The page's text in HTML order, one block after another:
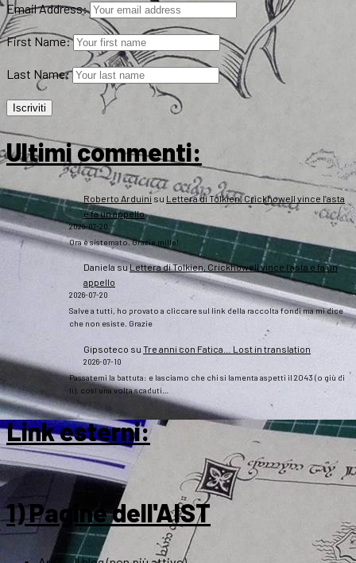
Email Address:
First Name:
Last Name:
Ultimi commenti:
Roberto Arduini su Lettera di Tolkien, Crickhowell vince l’asta
e fa un appello
2026-07-20
Ora è sistemato. Grazie mille!
DanielasuLettera di Tolkien, Crickhowell vince l’asta e fa un
appello
2026-07-20
Salve a tutti, ho provato a cliccare sul link della raccolta fondi ma mi dice
che non esiste. Grazie
Gipsoteco su Tre anni con Fatica… Lost in translation
2026-07-10
Passatemi la battuta: e lasciamo che chi si lamenta aspetti il 2043 (o giù di
lì), così una volta scaduti…
Link esterni:
1) Pagine dell'AIST